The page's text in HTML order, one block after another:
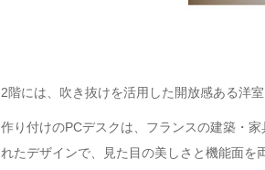
2階には、吹き抜けを活用した開放感ある洋室
作り付けのPCデスクは、フランスの建築・
れたデザインで、見た目の美しさと機能面を